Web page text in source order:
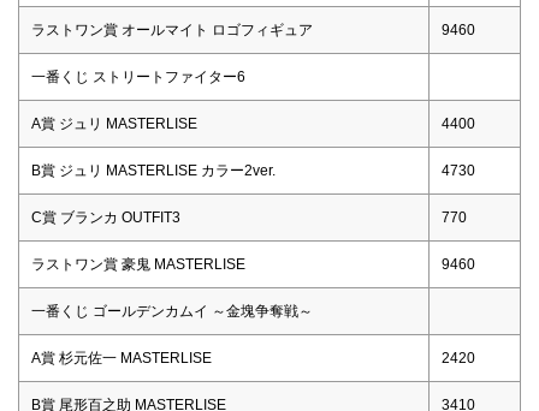
ラストワン賞 オールマイト ロゴフィギュア 9460
一番くじ ストリートファイター6
A賞 ジュリ MASTERLISE 4400
B賞 ジュリ MASTERLISE カラー2ver. 4730
C賞 ブランカ OUTFIT3 770
ラストワン賞 豪鬼 MASTERLISE 9460
一番くじ ゴールデンカムイ ～金塊争奪戦～
A賞 杉元佐一 MASTERLISE 2420
B賞 尾形百之助 MASTERLISE 3410